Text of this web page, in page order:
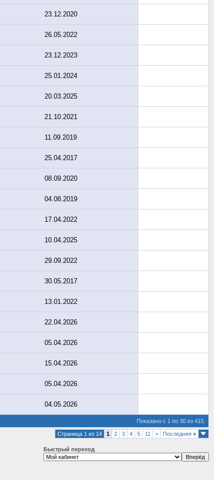
23.12.2020
26.05.2022
23.12.2023
25.01.2024
20.03.2025
21.10.2021
11.09.2019
25.04.2017
08.09.2020
04.08.2019
17.04.2022
10.04.2025
29.09.2022
30.05.2017
13.01.2022
22.04.2026
05.04.2026
15.04.2026
05.04.2026
04.05.2026
Показано с 1 по 30 из 415.
Страница 1 из 14 1 2 3 4 5 11 > Последняя »
Быстрый переход